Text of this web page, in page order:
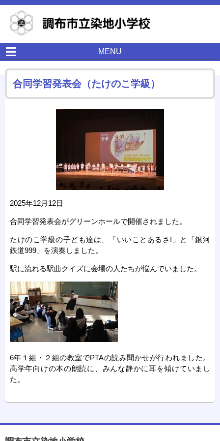
MENU
合同学習発表会（たけのこ学級）
2025年12月12日
合同学習発表会がグリーンホールで開催されました。
たけのこ学級の子ども達は、「いいことあるさ!」と「銀河
鉄道999」を演奏しました。
駅に流れる駅曲クイズに会場の人たちが悩んでいました。
6年１組・２組の教室でPTAの読み聞かせが行われました。
高学年向けの本の朗読に、みんな静かに耳を傾けていまし
た。